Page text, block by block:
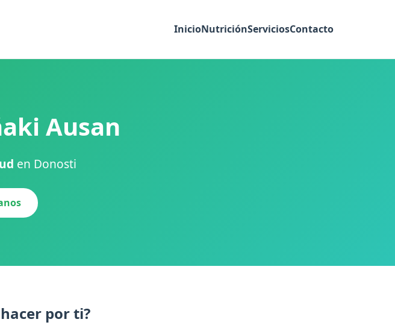
InicioNutriciónServiciosContacto
Ausan
en Donosti
por ti?